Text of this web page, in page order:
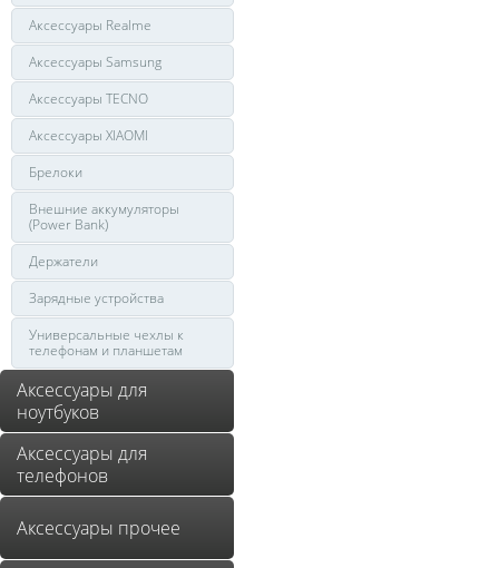
Аксессуары Realme
Аксессуары Samsung
Аксессуары TECNO
Аксессуары XIAOMI
Брелоки
Внешние аккумуляторы
(Power Bank)
Держатели
Зарядные устройства
Универсальные чехлы к
телефонам и планшетам
Аксессуары для
ноутбуков
Аксессуары для
телефонов
Аксессуары прочее